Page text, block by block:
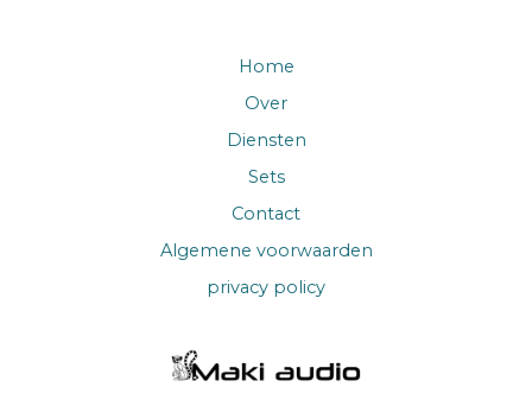
Home
Over
Diensten
Sets
Contact
Algemene voorwaarden
privacy policy